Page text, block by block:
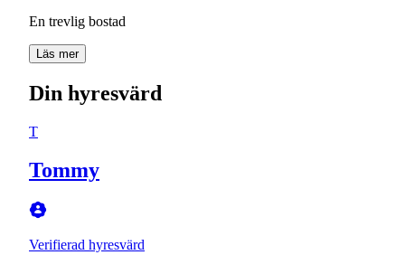
En trevlig bostad
Läs mer
Din hyresvärd
T
Tommy
Verifierad hyresvärd